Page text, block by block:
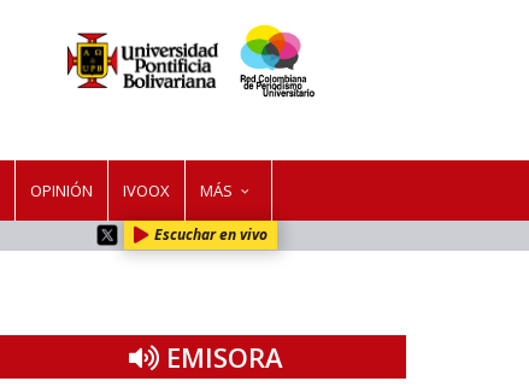
OPINIÓN IVOOX MÁS
Escuchar en vivo
EMISORA